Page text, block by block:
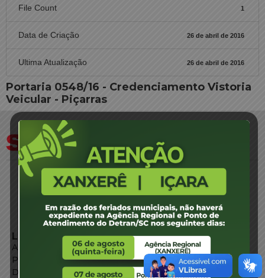
File Count 1
Data de Criação 26 de abril de 2016
Ultima Atualização 26 de abril de 2016
Portaria 0548/16 - Credenciamento Vistoria
Veicular - Piçarras
LINKS EXTERNOS
Agência de Notícias
Portal de Serviços
Diário Oficial